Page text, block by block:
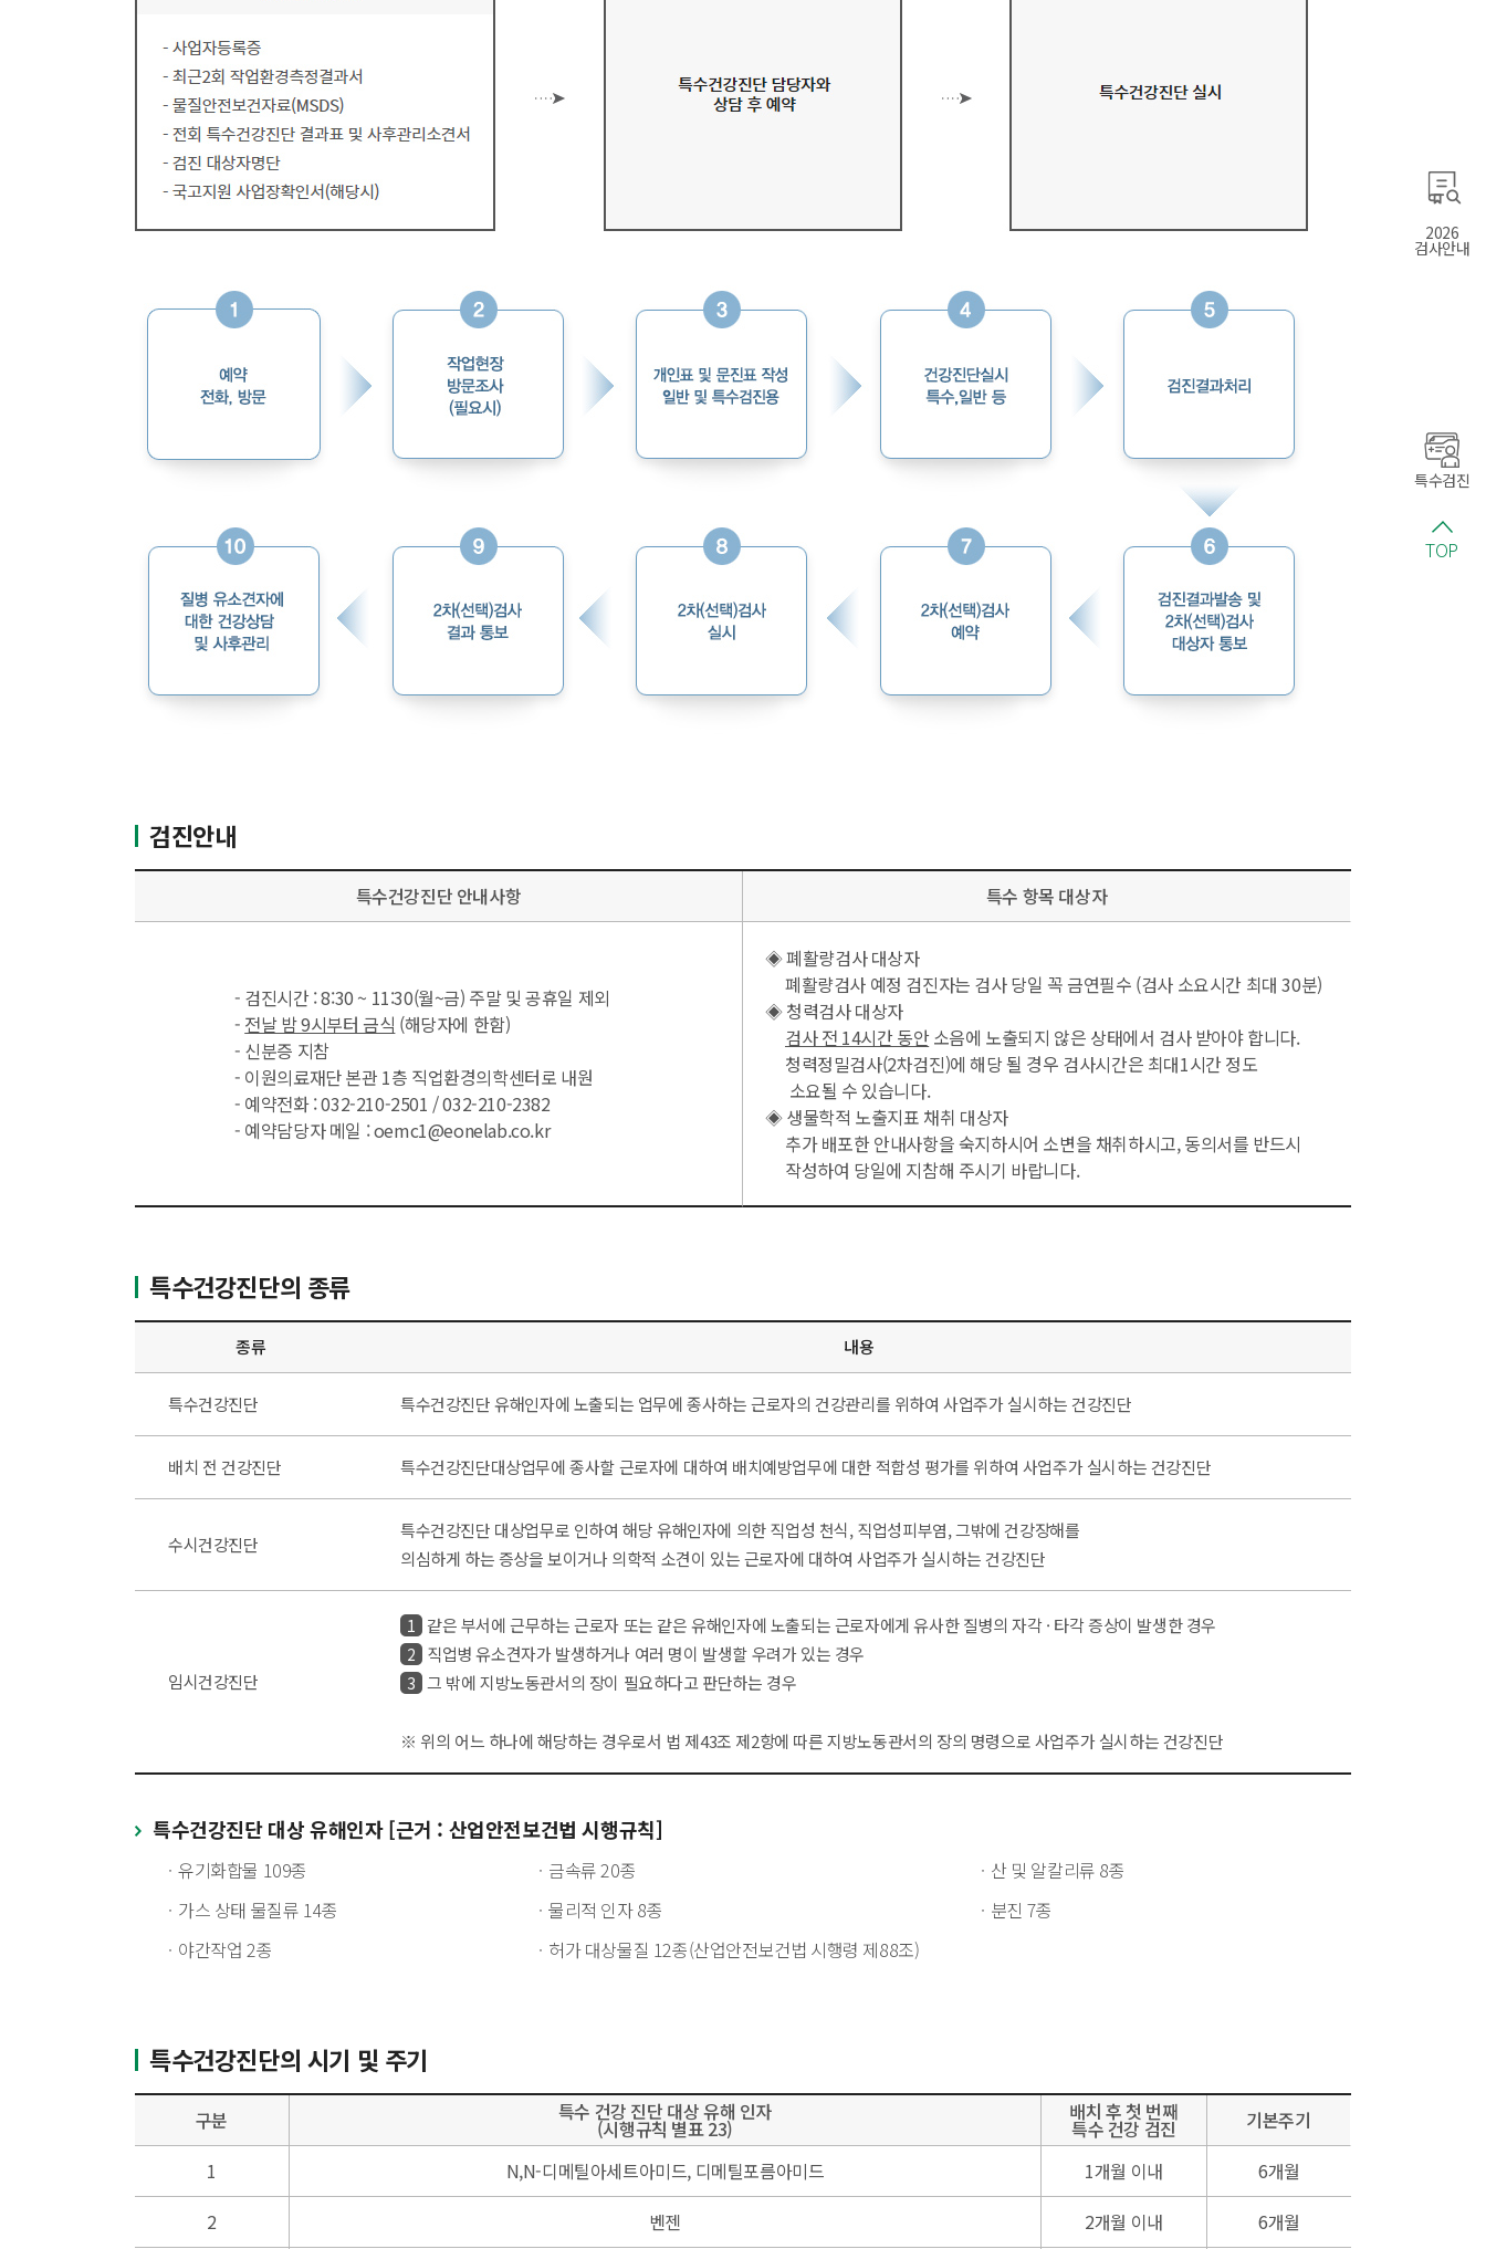
검진안내
특수건강진단 안내사항 특수 항목 대상자
- 검진시간 : 8:30 ~ 11:30(월~금) 주말 및 공휴일 제외
- 전날 밤 9시부터 금식 (해당자에 한함)
- 신분증 지참
- 이원의료재단 본관 1층 직업환경의학센터로 내원
- 예약전화 : 032-210-2501 / 032-210-2382
- 예약담당자 메일 : oemc1@eonelab.co.kr
◈ 폐활량검사 대상자
폐활량검사 예정 검진자는 검사 당일 꼭 금연필수 (검사 소요시간 최대 30분)
◈ 청력검사 대상자
검사 전 14시간 동안 소음에 노출되지 않은 상태에서 검사 받아야 합니다.
청력정밀검사(2차검진)에 해당 될 경우 검사시간은 최대1시간 정도
소요될 수 있습니다.
◈ 생물학적 노출지표 채취 대상자
추가 배포한 안내사항을 숙지하시어 소변을 채취하시고, 동의서를 반드시
작성하여 당일에 지참해 주시기 바랍니다.
특수건강진단의 종류
종류 내용
특수건강진단 특수건강진단 유해인자에 노출되는 업무에 종사하는 근로자의 건강관리를 위하여 사업주가 실시하는 건강진단
배치 전 건강진단 특수건강진단대상업무에 종사할 근로자에 대하여 배치예방업무에 대한 적합성 평가를 위하여 사업주가 실시하는 건강진단
수시건강진단
특수건강진단 대상업무로 인하여 해당 유해인자에 의한 직업성 천식, 직업성피부염, 그밖에 건강장해를
의심하게 하는 증상을 보이거나 의학적 소견이 있는 근로자에 대하여 사업주가 실시하는 건강진단
임시건강진단
1 같은 부서에 근무하는 근로자 또는 같은 유해인자에 노출되는 근로자에게 유사한 질병의 자각 · 타각 증상이 발생한 경우
2 직업병 유소견자가 발생하거나 여러 명이 발생할 우려가 있는 경우
3 그 밖에 지방노동관서의 장이 필요하다고 판단하는 경우
※ 위의 어느 하나에 해당하는 경우로서 법 제43조 제2항에 따른 지방노동관서의 장의 명령으로 사업주가 실시하는 건강진단
특수건강진단 대상 유해인자 [근거 : 산업안전보건법 시행규칙]
유기화합물 109종 금속류 20종
산 및 알칼리류 8종
가스 상태 물질류 14종
물리적 인자 8종
분진 7종
야간작업 2종
허가 대상물질 12종(산업안전보건법 시행령 제88조)
특수건강진단의 시기 및 주기
구분 특수 건강 진단 대상 유해 인자
(시행규칙 별표 23)
배치 후 첫 번째
특수 건강 검진
기본주기
1
N,N-디메틸아세트아미드, 디메틸포름아미드 1개월 이내
6개월
2
벤젠 2개월 이내 6개월
2026
검사안내
특수검진
TOP